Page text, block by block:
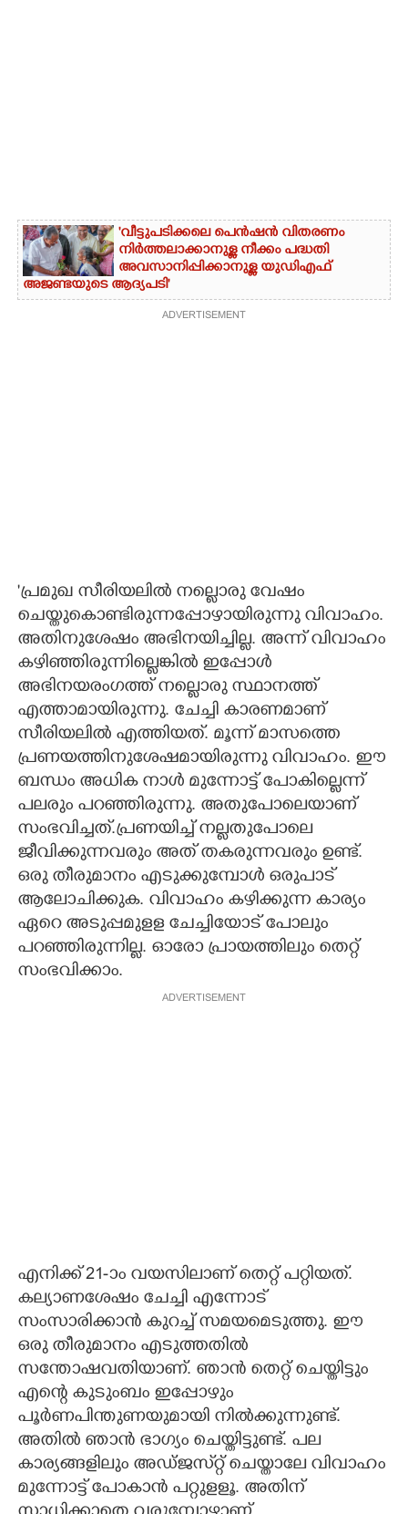
'വീട്ടുപടിക്കലെ പെൻഷൻ വിതരണം
നിർത്തലാക്കാനുള്ള നീക്കം പദ്ധതി
അവസാനിപ്പിക്കാനുള്ള യുഡിഎഫ്
അജണ്ടയുടെ ആദ്യപടി'
ADVERTISEMENT
'പ്രമുഖ സീരിയലിൽ നല്ലൊരു വേഷം
ചെയ്തുകൊണ്ടിരുന്നപ്പോഴായിരുന്നു വിവാഹം.
അതിനുശേഷം അഭിനയിച്ചില്ല. അന്ന് വിവാഹം
കഴിഞ്ഞിരുന്നില്ലെങ്കിൽ ഇപ്പോൾ
അഭിനയരംഗത്ത് നല്ലൊരു സ്ഥാനത്ത്
എത്താമായിരുന്നു. ചേച്ചി കാരണമാണ്
സീരിയലിൽ എത്തിയത്. മൂന്ന് മാസത്തെ
പ്രണയത്തിനുശേഷമായിരുന്നു വിവാഹം. ഈ
ബന്ധം അധിക നാൾ മുന്നോട്ട് പോകില്ലെന്ന്
പലരും പറഞ്ഞിരുന്നു. അതുപോലെയാണ്
സംഭവിച്ചത്.പ്രണയിച്ച് നല്ലതുപോലെ
ജീവിക്കുന്നവരും അത് തകരുന്നവരും ഉണ്ട്.
ഒരു തീരുമാനം എടുക്കുമ്പോൾ ഒരുപാട്
ആലോചിക്കുക. വിവാഹം കഴിക്കുന്ന കാര്യം
ഏറെ അടുപ്പമുളള ചേച്ചിയോട് പോലും
പറഞ്ഞിരുന്നില്ല. ഓരോ പ്രായത്തിലും തെ​റ്റ്
സംഭവിക്കാം.
ADVERTISEMENT
എനിക്ക് 21-ാം വയസിലാണ് തെറ്റ് പറ്റിയത്.
കല്യാണശേഷം ചേച്ചി എന്നോട്
സംസാരിക്കാൻ കുറച്ച് സമയമെടുത്തു. ഈ
ഒരു തീരുമാനം എടുത്തതിൽ
സന്തോഷവതിയാണ്. ഞാൻ തെ​റ്റ് ചെയ്തിട്ടും
എന്റെ കുടുംബം ഇപ്പോഴും
പൂർണപിന്തുണയുമായി നിൽക്കുന്നുണ്ട്.
അതിൽ ഞാൻ ഭാഗ്യം ചെയ്തിട്ടുണ്ട്. പല
കാര്യങ്ങളിലും അഡ്ജസ്​റ്റ് ചെയ്താലേ വിവാഹം
മുന്നോട്ട് പോകാൻ പ​റ്റുളളൂ. അതിന്